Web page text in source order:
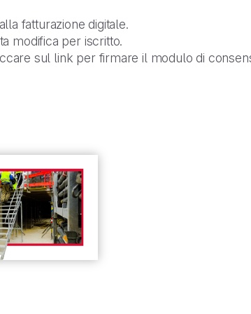
fatturazione digitale.
modifica per iscritto.
sul link per firmare il modulo di